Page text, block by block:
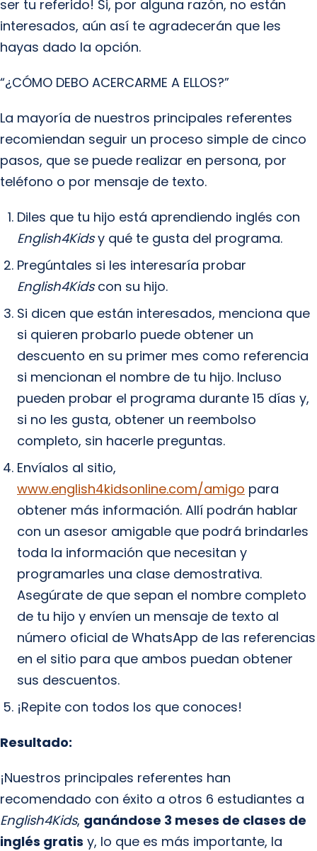
ser tu referido! Si, por alguna razón, no están
interesados, aún así te agradecerán que les
hayas dado la opción.
“¿CÓMO DEBO ACERCARME A ELLOS?”
La mayoría de nuestros principales referentes
recomiendan seguir un proceso simple de cinco
pasos, que se puede realizar en persona, por
teléfono o por mensaje de texto.
Diles que tu hijo está aprendiendo inglés con
English4Kidsy qué te gusta del programa.
Pregúntales si les interesaría probar
English4Kidscon su hijo.
Si dicen que están interesados, menciona que
si quieren probarlo puede obtener un
descuento en su primer mes como referencia
si mencionan el nombre de tu hijo. Incluso
pueden probar el programa durante 15 días y,
si no les gusta, obtener un reembolso
completo, sin hacerle preguntas.
Envíalos al sitio,
www.english4kidsonline.com/amigo para
obtener más información. Allí podrán hablar
con un asesor amigable que podrá brindarles
toda la información que necesitan y
programarles una clase demostrativa.
Asegúrate de que sepan el nombre completo
de tu hijo y envíen un mensaje de texto al
número oficial de WhatsApp de las referencias
en el sitio para que ambos puedan obtener
sus descuentos.
¡Repite con todos los que conoces!
Resultado:
¡Nuestros principales referentes han
recomendado con éxito a otros 6 estudiantes a
English4Kids, ganándose 3 meses de clases de
inglés gratis y, lo que es más importante, la